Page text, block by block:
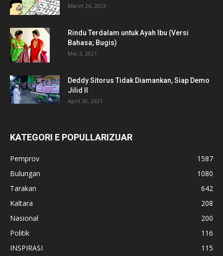
Maret 26, 2023
Rindu Terdalam untuk Ayah Ibu (Versi
Bahasa; Bugis)
Mei 3, 2021
Deddy Sitorus Tidak Diamankan, Siap Demo
Jilid II
April 30, 2021
KATEGORI E POPULLARIZUAR
Pemprov
1587
Bulungan
1080
Tarakan
642
Kaltara
208
Nasional
200
Politik
116
INSPIRASI
115